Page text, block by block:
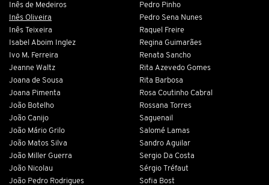
Inês de Medeiros
Inês Oliveira
Inês Teixeira
Isabel Aboim Inglez
Ivo M. Ferreira
Jeanne Waltz
Joana de Sousa
Joana Pimenta
João Botelho
João Canijo
João Mário Grilo
João Matos Silva
João Miller Guerra
João Nicolau
João Pedro Rodrigues
Pedro Pinho
Pedro Sena Nunes
Raquel Freire
Regina Guimarães
Renata Sancho
Rita Azevedo Gomes
Rita Barbosa
Rosa Coutinho Cabral
Rossana Torres
Saguenail
Salomé Lamas
Sandro Aguilar
Sergio Da Costa
Sérgio Tréfaut
Sofia Bost